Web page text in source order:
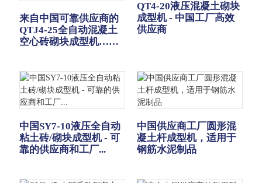
来自中国可靠供应商的
QTJ4-25全自动混凝土
空心砖砌块成型机……
QT4-20液压混凝土砌块
成型机 - 中国工厂高效
供应商
中国SY7-10液压全自动
粘土砖/砌块成型机 - 可
靠的供应商和工厂...
中国供应商工厂圆形混
凝土杆成型机，适用于
钢筋水泥制品